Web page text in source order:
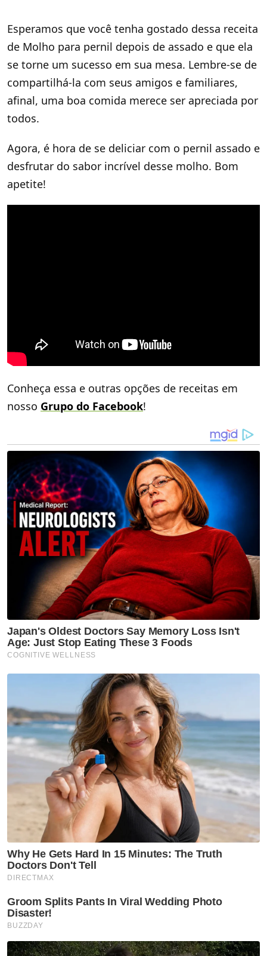
Esperamos que você tenha gostado dessa receita
de Molho para pernil depois de assado e que ela
se torne um sucesso em sua mesa. Lembre-se de
compartilhá-la com seus amigos e familiares,
afinal, uma boa comida merece ser apreciada por
todos.
Agora, é hora de se deliciar com o pernil assado e
desfrutar do sabor incrível desse molho. Bom
apetite!
Conheça essa e outras opções de receitas em
nosso Grupo do Facebook!